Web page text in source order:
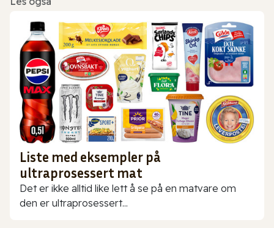
Liste med eksempler på
ultraprosessert mat
Det er ikke alltid like lett å se på en matvare om
den er ultraprosessert...